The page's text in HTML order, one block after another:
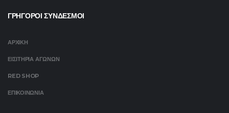
ΓΡΗΓΟΡΟΙ ΣΥΝΔΕΣΜΟΙ
ΑΡΧΙΚΗ
ΕΙΣΙΤΗΡΙΑ ΑΓΩΝΩΝ
RED SHOP
ΕΠΙΚΟΙΝΩΝΙΑ